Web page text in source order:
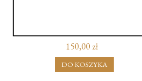
150,00 zł
DO KOSZYKA